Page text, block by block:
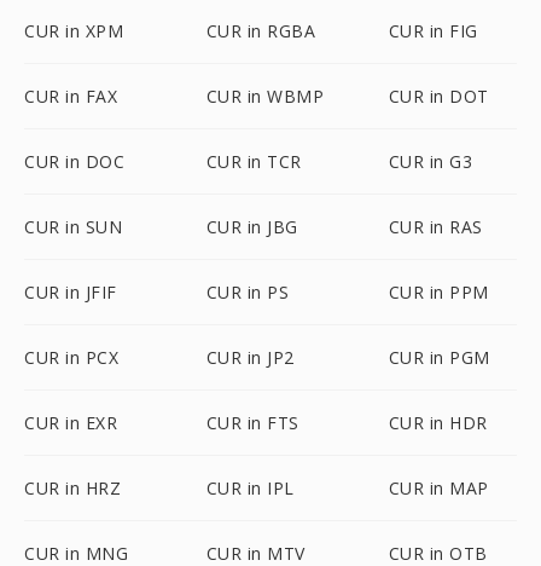
CUR in XPM CUR in RGBA CUR in FIG
CUR in FAX CUR in WBMP CUR in DOT
CUR in DOC CUR in TCR CUR in G3
CUR in SUN CUR in JBG CUR in RAS
CUR in JFIF CUR in PS CUR in PPM
CUR in PCX CUR in JP2 CUR in PGM
CUR in EXR CUR in FTS CUR in HDR
CUR in HRZ CUR in IPL CUR in MAP
CUR in MNG CUR in MTV CUR in OTB